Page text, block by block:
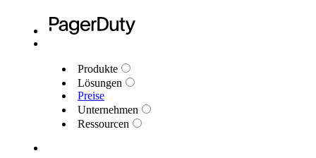
Produkte
Lösungen
Preise
Unternehmen
Ressourcen